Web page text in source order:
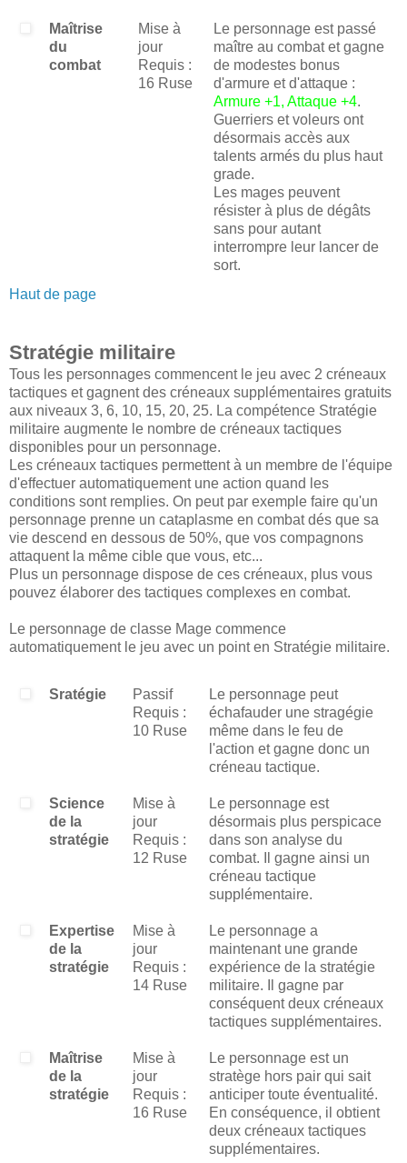
Maîtrise
du
combat
Mise à
jour
Requis :
16 Ruse
Le personnage est passé
maître au combat et gagne
de modestes bonus
d'armure et d'attaque :
Armure +1, Attaque +4.
Guerriers et voleurs ont
désormais accès aux
talents armés du plus haut
grade.
Les mages peuvent
résister à plus de dégâts
sans pour autant
interrompre leur lancer de
sort.
Haut de page
Stratégie militaire
Tous les personnages commencent le jeu avec 2 créneaux
tactiques et gagnent des créneaux supplémentaires gratuits
aux niveaux 3, 6, 10, 15, 20, 25. La compétence Stratégie
militaire augmente le nombre de créneaux tactiques
disponibles pour un personnage.
Les créneaux tactiques permettent à un membre de l'équipe
d'effectuer automatiquement une action quand les
conditions sont remplies. On peut par exemple faire qu'un
personnage prenne un cataplasme en combat dés que sa
vie descend en dessous de 50%, que vos compagnons
attaquent la même cible que vous, etc...
Plus un personnage dispose de ces créneaux, plus vous
pouvez élaborer des tactiques complexes en combat.
Le personnage de classe Mage commence
automatiquement le jeu avec un point en Stratégie militaire.
Sratégie
Passif
Requis :
10 Ruse
Le personnage peut
échafauder une stragégie
même dans le feu de
l'action et gagne donc un
créneau tactique.
Science
de la
stratégie
Mise à
jour
Requis :
12 Ruse
Le personnage est
désormais plus perspicace
dans son analyse du
combat. Il gagne ainsi un
créneau tactique
supplémentaire.
Expertise
de la
stratégie
Mise à
jour
Requis :
14 Ruse
Le personnage a
maintenant une grande
expérience de la stratégie
militaire. Il gagne par
conséquent deux créneaux
tactiques supplémentaires.
Maîtrise
de la
stratégie
Mise à
jour
Requis :
16 Ruse
Le personnage est un
stratège hors pair qui sait
anticiper toute éventualité.
En conséquence, il obtient
deux créneaux tactiques
supplémentaires.